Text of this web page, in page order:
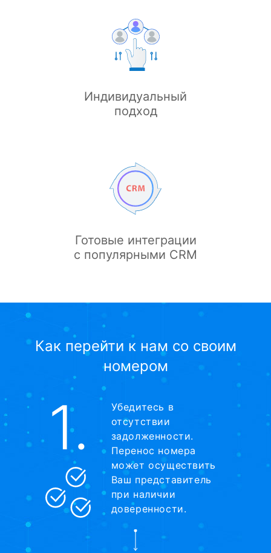
Индивидуальный
подход
Готовые интеграции
с популярными CRM
Как перейти к нам со своим
номером
1.
Убедитесь в
отсутствии
задолженности.
Перенос номера
может осуществить
Ваш представитель
при наличии
доверенности.